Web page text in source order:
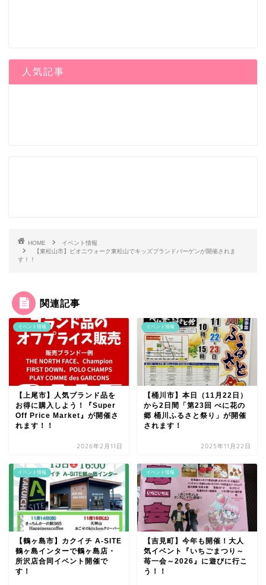
人気記事
HOME
イベント情報
【東松山市】ピオニウォーク東松山でキッズブランドバーゲンが開催されま
す！！
関連記事
イベント情報
【上尾市】人気ブランド品を
お得に購入しよう！『Super
Off Price Market』が開催さ
れます！！
2026年2月11日
イベント情報
【桶川市】本日（11月22日）
から2日間「第23回 べに花の
郷 桶川ふるさと祭り」が開催
されます！
2025年11月22日
イベント情報
【鶴ヶ島市】カクイチ A-SITE
鶴ヶ島インターで鶴ヶ島店・
所沢店合同イベント開催で
す！
イベント情報
【吉見町】今年も開催！大人
気イベント『いちごまつり～
苺一会～2026』に遊びに行こ
う！！